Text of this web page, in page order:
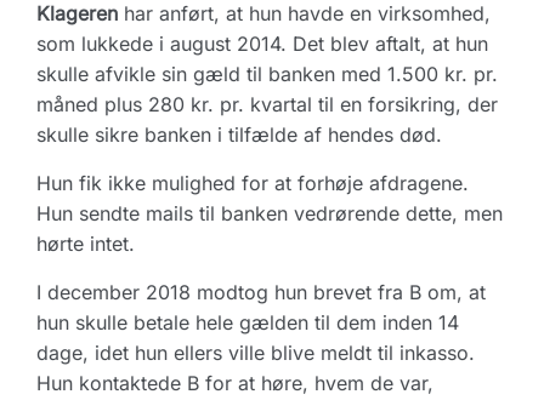
Klageren har anført, at hun havde en virksomhed,
som lukkede i august 2014. Det blev aftalt, at hun
skulle afvikle sin gæld til banken med 1.500 kr. pr.
måned plus 280 kr. pr. kvartal til en forsikring, der
skulle sikre banken i tilfælde af hendes død.
Hun fik ikke mulighed for at forhøje afdragene.
Hun sendte mails til banken vedrørende dette, men
hørte intet.
I december 2018 modtog hun brevet fra B om, at
hun skulle betale hele gælden til dem inden 14
dage, idet hun ellers ville blive meldt til inkasso.
Hun kontaktede B for at høre, hvem de var,